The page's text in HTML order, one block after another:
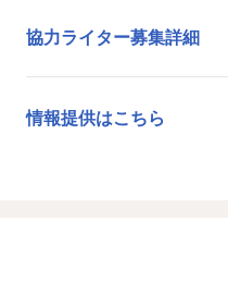
協力ライター募集詳細
情報提供はこちら